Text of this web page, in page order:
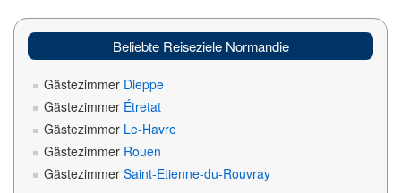
Beliebte Reiseziele Normandie
Gästezimmer Dieppe
Gästezimmer Étretat
Gästezimmer Le-Havre
Gästezimmer Rouen
Gästezimmer Saint-Etienne-du-Rouvray